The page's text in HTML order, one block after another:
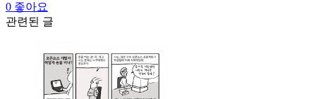
0 좋아요
관련된 글